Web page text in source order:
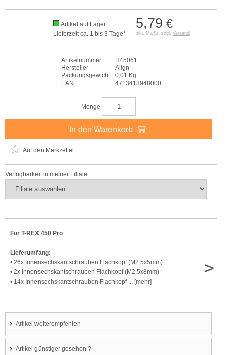
5,79 €
inkl. MwSt. zzgl. Versand
Artikel auf Lager
Lieferzeit ca. 1 bis 3 Tage*
Artikelnummer
H45061
Hersteller
Align
Packungsgewicht
0,01 Kg
EAN
4713413948000
Menge
In den Warenkorb
Auf den Merkzettel
Verfügbarkeit in meiner Filiale
Für T-REX 450 Pro
Lieferumfang:
• 26x Innensechskantschrauben Flachkopf (M2.5x5mm)
• 2x Innensechskantschrauben Flachkopf (M2.5x8mm)
• 14x Innensechskantschrauben Flachkopf ... [mehr]
>
Artikel weiterempfehlen
Artikel günstiger gesehen ?